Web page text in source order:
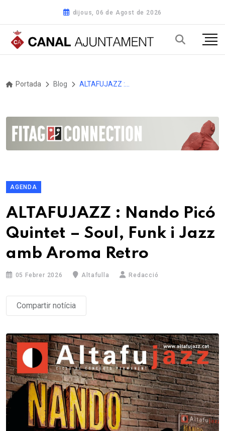
dijous, 06 de Agost de 2026
Portada Blog
AGENDA
ALTAFUJAZZ : Nando Picó
Quintet – Soul, Funk i Jazz
amb Aroma Retro
05 Febrer 2026 Altafulla Redacció
Compartir notícia